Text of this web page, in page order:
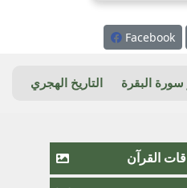
Facebook
سورة البقرة التاريخ الهجري
القرآن